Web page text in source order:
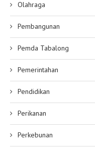
Olahraga
Pembangunan
Pemda Tabalong
Pemerintahan
Pendidikan
Perikanan
Perkebunan